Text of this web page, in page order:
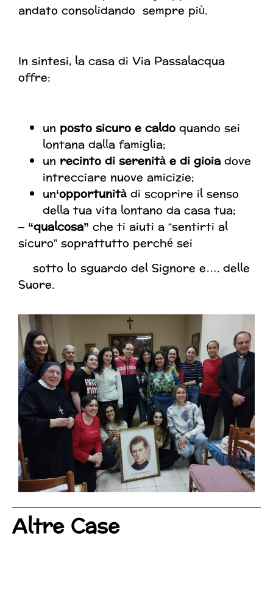
andato consolidando sempre più.
In sintesi, la casa di Via Passalacqua
offre:
un posto sicuroe caldoquando sei
lontana dalla famiglia;
un recinto di serenità e di gioiadove
intrecciare nuove amicizie;
un‘opportunitàdi scoprire il senso
della tua vita lontano da casa tua;
– “qualcosa” che ti aiuti a “sentirti al
sicuro” soprattutto perché sei
sotto lo sguardo del Signore e…. delle
Suore.
Altre Case